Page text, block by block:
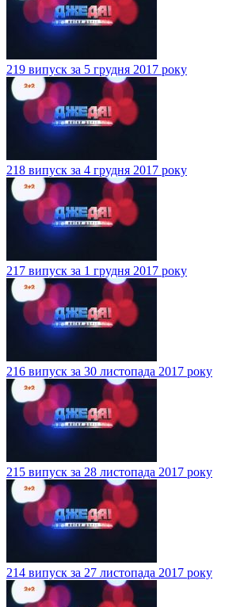
219 випуск за 5 грудня 2017 року
218 випуск за 4 грудня 2017 року
217 випуск за 1 грудня 2017 року
216 випуск за 30 листопада 2017 року
215 випуск за 28 листопада 2017 року
214 випуск за 27 листопада 2017 року